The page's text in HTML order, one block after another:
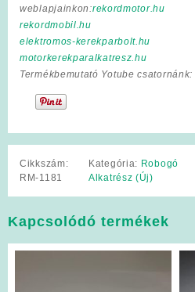
weblapjainkon:rekordmotor.hu
rekordmobil.hu
elektromos-kerekparbolt.hu
motorkerekparalkatresz.hu
Termékbemutató Yotube csatornánk:
Cikkszám:
RM-1181
Kategória: Robogó
Alkatrész (Új)
Kapcsolódó termékek